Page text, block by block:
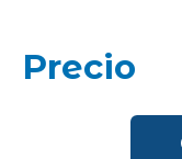
Precio